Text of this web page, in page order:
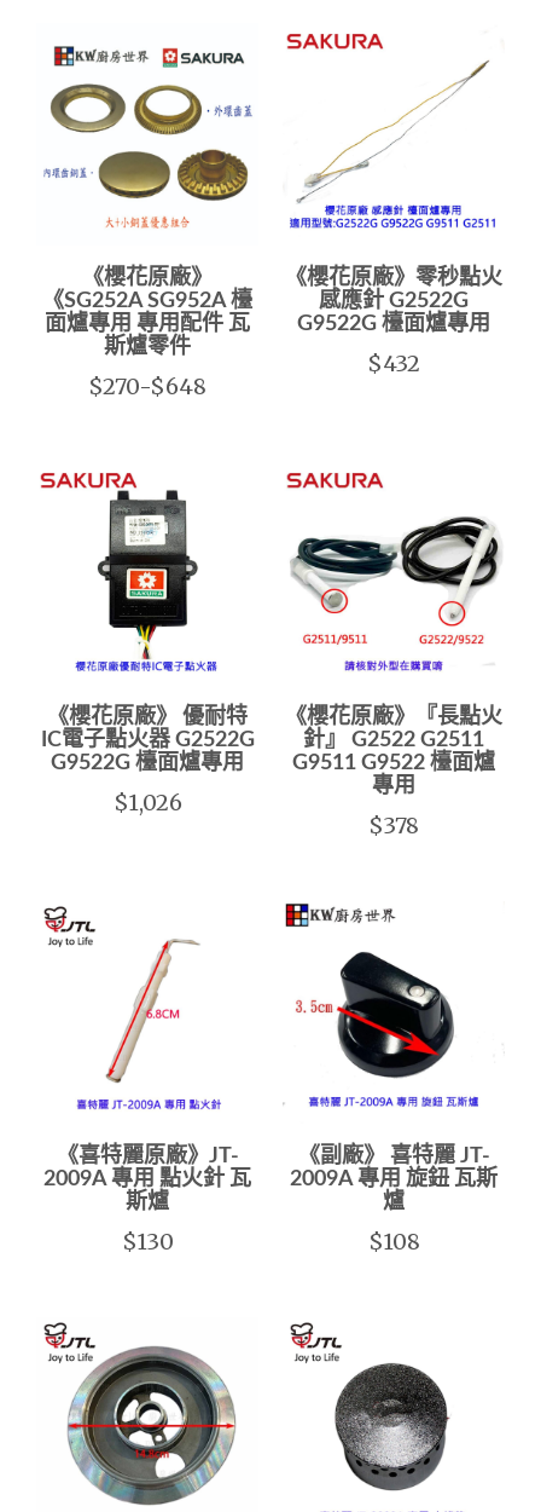
《櫻花原廠》
《SG252A SG952A 檯
面爐專用 專用配件 瓦
斯爐零件
$270-$648
《櫻花原廠》零秒點火
感應針 G2522G
G9522G 檯面爐專用
$432
《櫻花原廠》 優耐特
IC電子點火器 G2522G
G9522G 檯面爐專用
$1,026
《櫻花原廠》『長點火
針』 G2522 G2511
G9511 G9522 檯面爐
專用
$378
《喜特麗原廠》JT-
2009A 專用 點火針 瓦
斯爐
$130
《副廠》 喜特麗 JT-
2009A 專用 旋鈕 瓦斯
爐
$108